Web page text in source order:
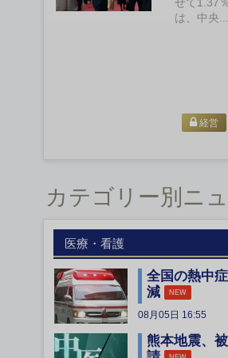
は、中央...
経営
カテゴリー別ニ
医療・看護
全国の熱中
減
NEW
08月05日 16:55
熊本地震、